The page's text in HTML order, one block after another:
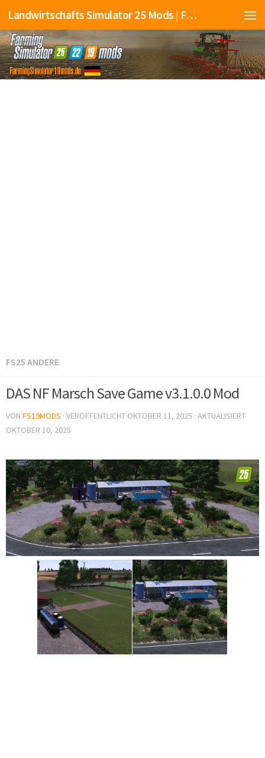
Landwirtschafts Simulator 25 Mods | Farming Simulator 25 Mods | FS25 Mods
FS25 ANDERE
DAS NF Marsch Save Game v3.1.0.0 Mod
VON FS19MODS · VERÖFFENTLICHT OKTOBER 11, 2025 · AKTUALISIERT
OKTOBER 10, 2025